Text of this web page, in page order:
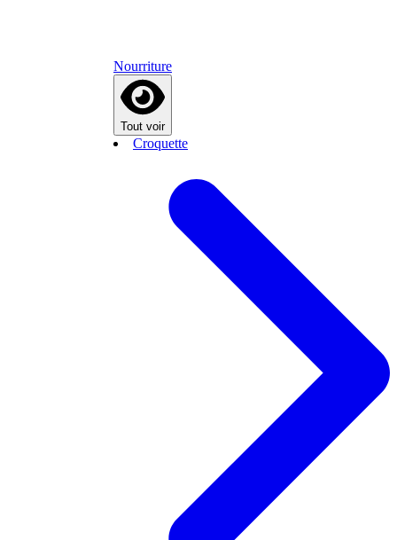
Nourriture
Tout voir
Croquette